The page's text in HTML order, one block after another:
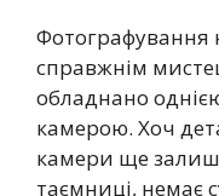
Фотографування
справжнім
обладнано
камерою. Хоч
камери ще
таємниці, немає